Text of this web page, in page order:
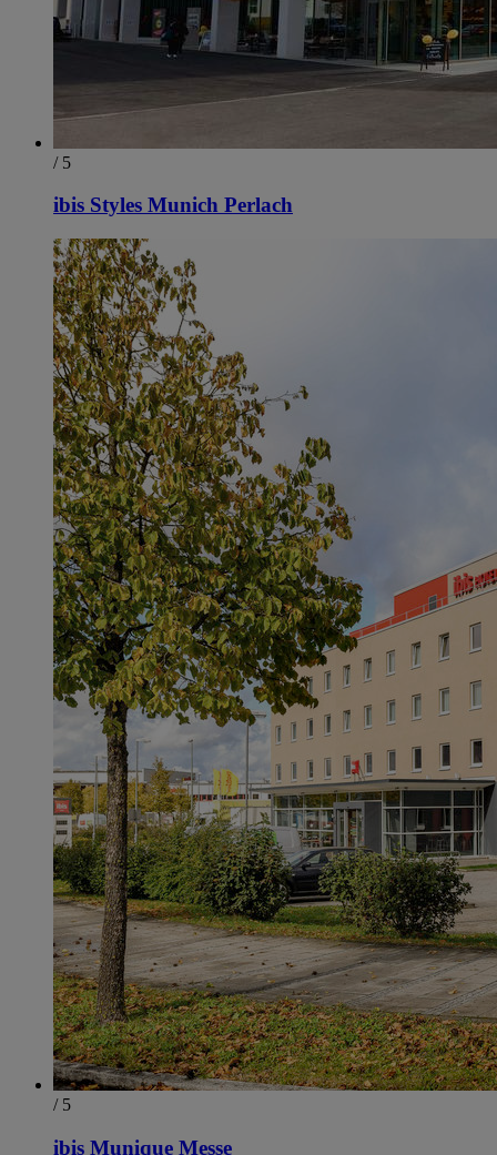
/ 5
ibis Styles Munich Perlach
/ 5
ibis Munique Messe